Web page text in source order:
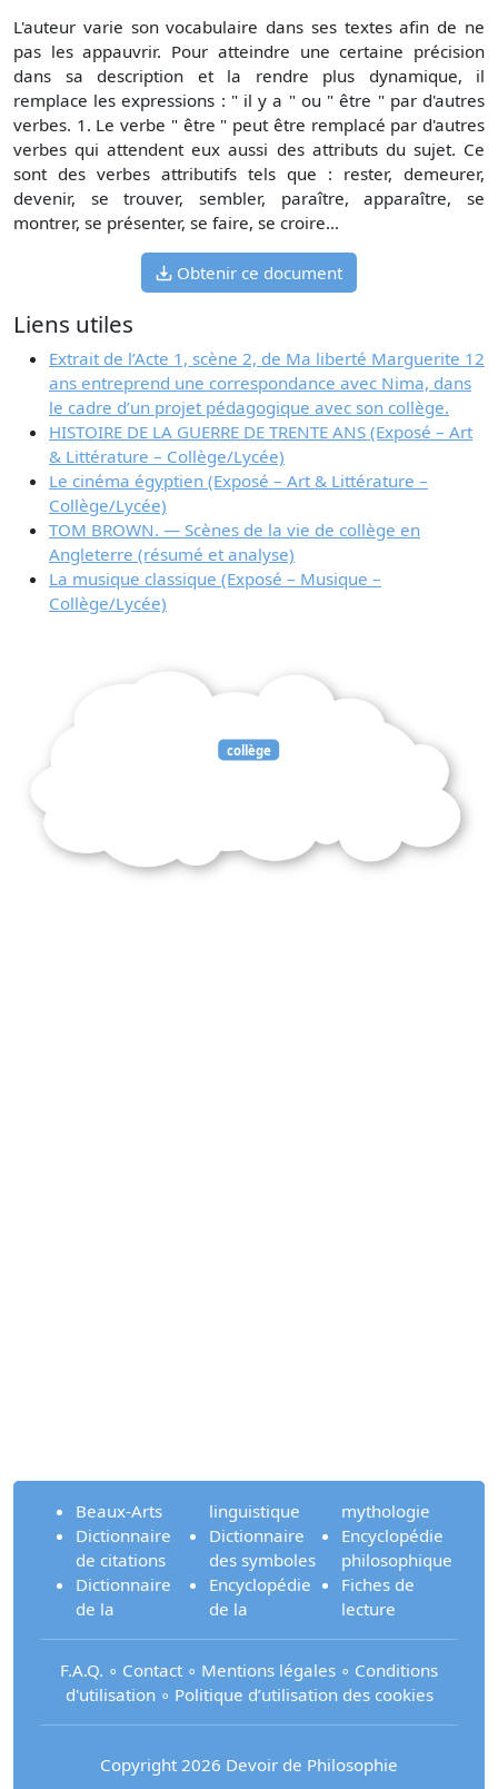
L'auteur varie son vocabulaire dans ses textes afin de ne
pas les appauvrir. Pour atteindre une certaine précision
dans sa description et la rendre plus dynamique, il
remplace les expressions : " il y a " ou " être " par d'autres
verbes. 1. Le verbe " être " peut être remplacé par d'autres
verbes qui attendent eux aussi des attributs du sujet. Ce
sont des verbes attributifs tels que : rester, demeurer,
devenir, se trouver, sembler, paraître, apparaître, se
montrer, se présenter, se faire, se croire…
Obtenir ce document
Liens utiles
Extrait de l’Acte 1, scène 2, de Ma liberté Marguerite 12
ans entreprend une correspondance avec Nima, dans
le cadre d’un projet pédagogique avec son collège.
HISTOIRE DE LA GUERRE DE TRENTE ANS (Exposé – Art
& Littérature – Collège/Lycée)
Le cinéma égyptien (Exposé – Art & Littérature –
Collège/Lycée)
TOM BROWN. — Scènes de la vie de collège en
Angleterre (résumé et analyse)
La musique classique (Exposé – Musique –
Collège/Lycée)
collège
Beaux-Arts
Dictionnaire
de citations
Dictionnaire
de la
linguistique
Dictionnaire
des symboles
Encyclopédie
de la
mythologie
Encyclopédie
philosophique
Fiches de
lecture
F.A.Q. ∘ Contact ∘ Mentions légales ∘ Conditions
d'utilisation∘ Politique d’utilisation des cookies
Copyright 2026 Devoir de Philosophie